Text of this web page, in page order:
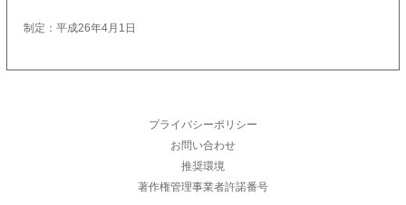
制定：平成26年4月1日­­­
プライバシーポリシー
お問い合わせ
推奨環境
著作権管理事業者許諾番号